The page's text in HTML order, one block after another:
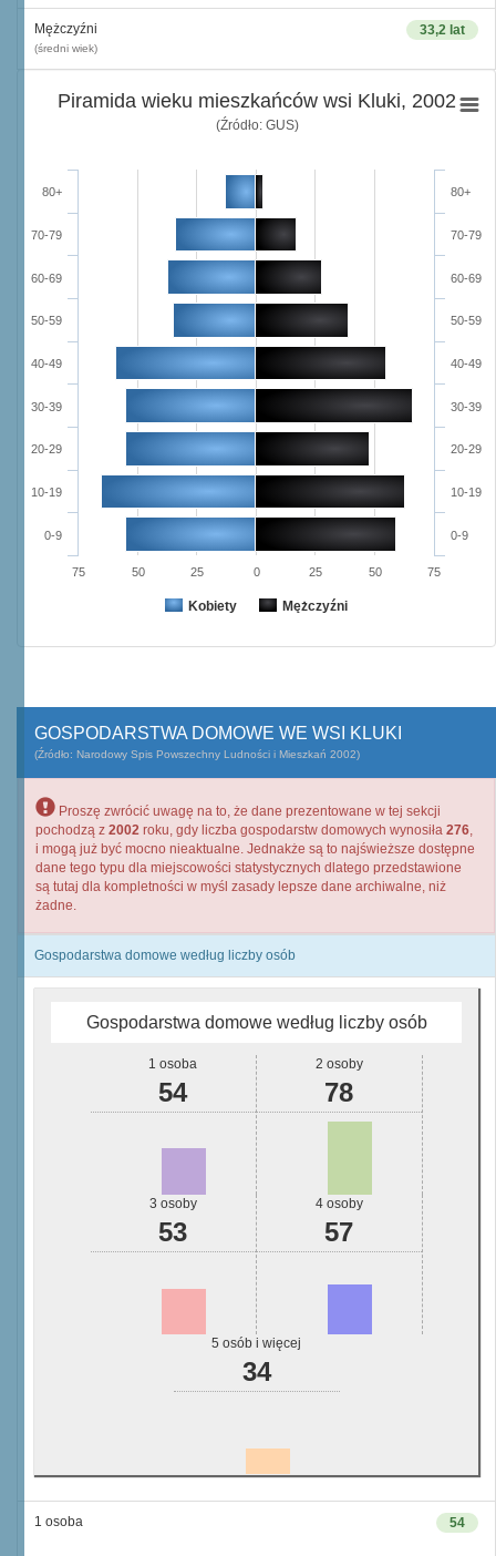
33,2 lat
Mężczyźni
(średni wiek)
Piramida wieku mieszkańców wsi Kluki, 2002
(Źródło: GUS)
Kobiety Mężczyźni
0-9
10-19
20-29
30-39
40-49
50-59
60-69
70-79
80+
0-9
10-19
20-29
30-39
40-49
50-59
60-69
70-79
80+
75 50 25 0 25 50 75
GOSPODARSTWA DOMOWE WE WSI KLUKI
(Źródło: Narodowy Spis Powszechny Ludności i Mieszkań 2002)
Proszę zwrócić uwagę na to, że dane prezentowane w tej sekcji
pochodzą z 2002 roku, gdy liczba gospodarstw domowych wynosiła 276,
i mogą już być mocno nieaktualne. Jednakże są to najświeższe dostępne
dane tego typu dla miejscowości statystycznych dlatego przedstawione
są tutaj dla kompletności w myśl zasady lepsze dane archiwalne, niż
żadne.
Gospodarstwa domowe według liczby osób
Gospodarstwa domowe według liczby osób
1 osoba
54
2 osoby
78
3 osoby
53
4 osoby
57
5 osób i więcej
34
54
1 osoba